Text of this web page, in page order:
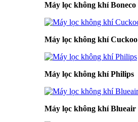
Máy lọc không khí Boneco
Máy lọc không khí Cuckoo
Máy lọc không khí Philips
Máy lọc không khí Blueair